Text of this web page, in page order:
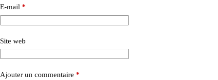
E-mail *
Site web
Ajouter un commentaire *